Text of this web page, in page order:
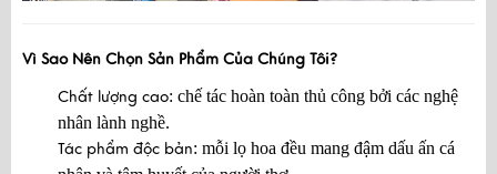
Vì Sao Nên Chọn Sản Phẩm Của Chúng Tôi?
Chất lượng cao: chế tác hoàn toàn thủ công bởi các nghệ
nhân lành nghề.
Tác phẩm độc bản: mỗi lọ hoa đều mang đậm dấu ấn cá